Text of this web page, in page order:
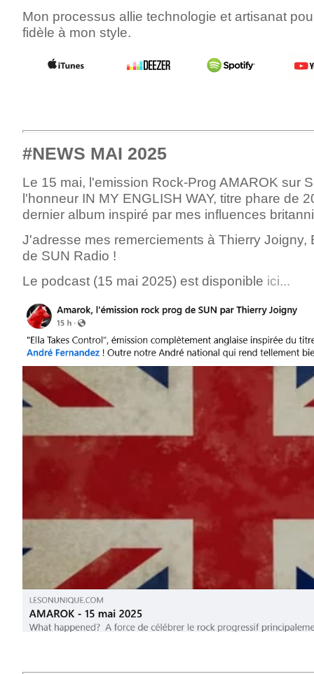
Mon processus allie technologie et artisanat
fidèle à mon style.
#NEWS MAI 2025
Le 15 mai, l'emission Rock-Prog AMAROK sur
l'honneur IN MY ENGLISH WAY, titre phare de
dernier album inspiré par mes influences
J'adresse mes remerciements à Thierry Joigny,
de SUN Radio !
Le podcast (15 mai 2025) est disponible ici...